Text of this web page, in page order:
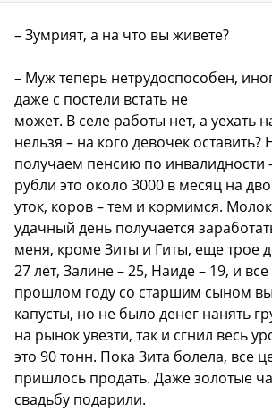
– Зумрият, а на что вы живете?
– Муж теперь нетрудоспособен,
даже с постели встать не
может. В селе работы нет, а уехать
нельзя – на кого девочек
получаем пенсию по инвалидности
рубли это около 3000 в месяц на
уток, коров – тем и кормимся.
удачный день получается
меня, кроме Зиты и Гиты, еще трое
27 лет, Залине – 25, Наиде – 19, и
прошлом году со старшим сыном
капусты, но не было денег нанять
на рынок увезти, так и сгнил весь
это 90 тонн. Пока Зита болела, все
пришлось продать. Даже золотые
свадьбу подарили.